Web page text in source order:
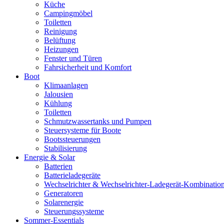
Küche
Campingmöbel
Toiletten
Reinigung
Belüftung
Heizungen
Fenster und Türen
Fahrsicherheit und Komfort
Boot
Klimaanlagen
Jalousien
Kühlung
Toiletten
Schmutzwassertanks und Pumpen
Steuersysteme für Boote
Bootssteuerungen
Stabilisierung
Energie & Solar
Batterien
Batterieladegeräte
Wechselrichter & Wechselrichter-Ladegerät-
Generatoren
Solarenergie
Steuerungssysteme
Sommer-Essentials